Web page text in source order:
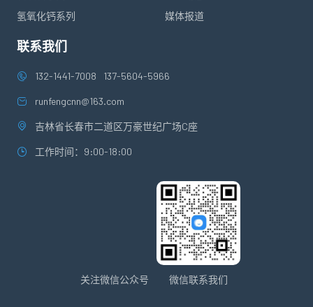
氢氧化钙系列
媒体报道
联系我们
132-1441-7008 137-5604-5966
runfengcnn@163.com
吉林省长春市二道区万豪世纪广场C座
工作时间：9:00-18:00
关注微信公众号 微信联系我们